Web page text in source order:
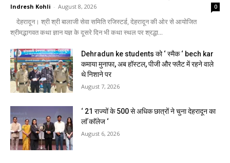
Indresh Kohli - August 8, 2026 0
देहरादून। श्री श्री बालाजी सेवा समिति रजिस्टर्ड, देहरादून की ओर से आयोजित
श्रीमद्भागवत कथा ज्ञान यज्ञ के दूसरे दिन भी कथा स्थल पर श्रद्धा...
Dehradun ke students को ‘ स्मैक ‘ bech kar
कमाया मुनाफा, अब हॉस्टल, पीजी और फ्लैट में रहने वाले
थे निशाने पर
August 7, 2026
‘ 21 राज्यों के 500 से अधिक छात्रों ने चुना देहरादून का
लाॅ काॅलेज ‘
August 6, 2026